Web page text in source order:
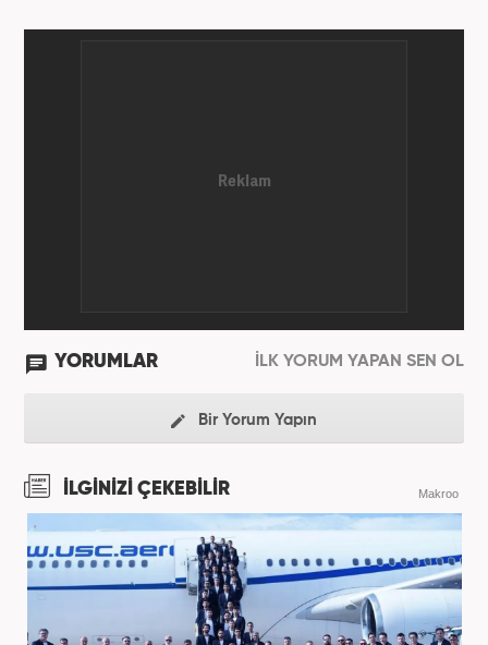
YORUMLAR İLK YORUM YAPAN SEN OL
Bir Yorum Yapın
İLGİNİZİ ÇEKEBİLİR Makroo